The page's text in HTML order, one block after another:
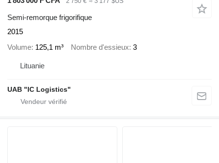
Semi-remorque frigorifique
2015
Volume 125,1 m³ Nombre d'essieux 3
Lituanie
UAB "IC Logistics"